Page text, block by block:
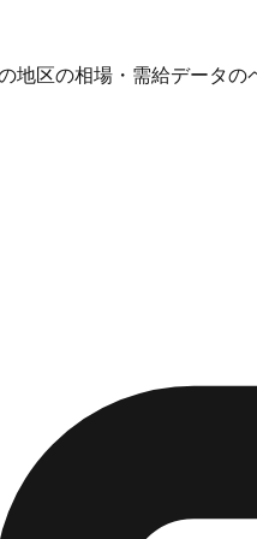
地区の相場・需給データの